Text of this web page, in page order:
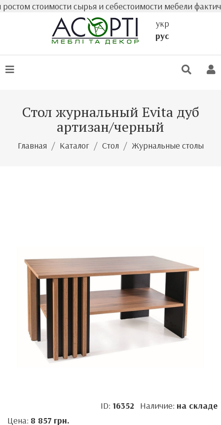
стоимости сырья и себестоимости мебели
укр
рус
Стол журнальный Evita дуб
артизан/черный
Главная Каталог Стол Журнальные столы
ID: 16352 Наличие: на складе
Цена: 8 857 грн.